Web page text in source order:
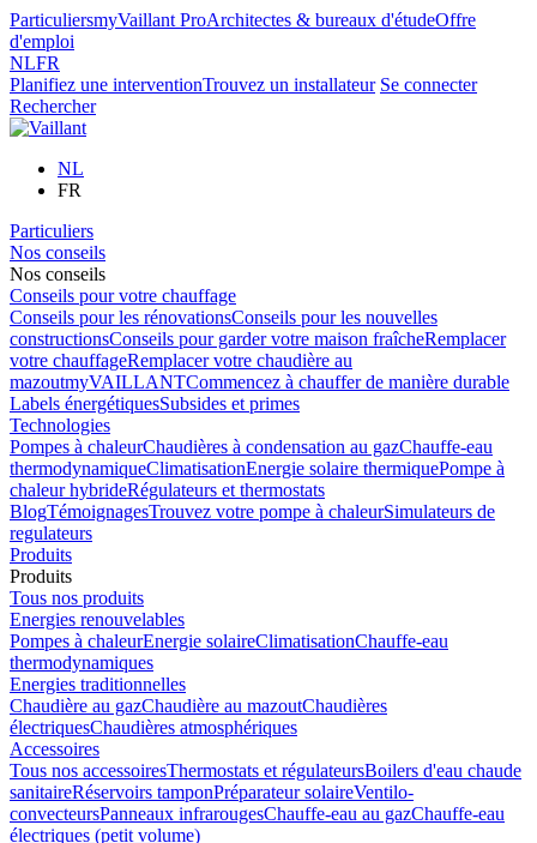
ParticuliersmyVaillant ProArchitectes & bureaux d'étudeOffre
d'emploi
NLFR
Planifiez une interventionTrouvez un installateur Se connecter
Rechercher
NL
FR
Particuliers
Nos conseils
Nos conseils
Conseils pour votre chauffage
Conseils pour les rénovationsConseils pour les nouvelles
constructionsConseils pour garder votre maison fraîcheRemplacer
votre chauffageRemplacer votre chaudière au
mazoutmyVAILLANTCommencez à chauffer de manière durable
Labels énergétiquesSubsides et primes
Technologies
Pompes à chaleurChaudières à condensation au gazChauffe-eau
thermodynamiqueClimatisationEnergie solaire thermiquePompe à
chaleur hybrideRégulateurs et thermostats
BlogTémoignagesTrouvez votre pompe à chaleurSimulateurs de
regulateurs
Produits
Produits
Tous nos produits
Energies renouvelables
Pompes à chaleurEnergie solaireClimatisationChauffe-eau
thermodynamiques
Energies traditionnelles
Chaudière au gazChaudière au mazoutChaudières
électriquesChaudières atmosphériques
Accessoires
Tous nos accessoiresThermostats et régulateursBoilers d'eau chaude
sanitaireRéservoirs tamponPréparateur solaireVentilo-
convecteursPanneaux infrarougesChauffe-eau au gazChauffe-eau
électriques (petit volume)